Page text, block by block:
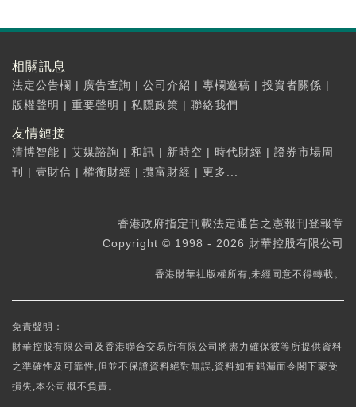
相關訊息
法定公告欄 | 廣告查詢 | 公司介紹 | 專欄邀稿 | 投資者關係 |
版權聲明 | 重要聲明 | 私隱政策 | 聯絡我們
友情鏈接
清博智能 | 艾媒諮詢 | 和訊 | 新時空 | 時代財經 | 證券市場周
刊
| 壹財信 | 權衡財經 | 攬富財經 | 更多...
香港政府指定刊載法定通告之憲報刊登報章
Copyright © 1998 - 2026 財華控股有限公司
香港財華社版權所有,未經同意不得轉載。
免責聲明：
財華控股有限公司及香港聯合交易所有限公司將盡力確保彼等所提供資料
之準確性及可靠性,但並不保證資料絕對無誤,資料如有錯漏而令閣下蒙受
損失,本公司概不負責。